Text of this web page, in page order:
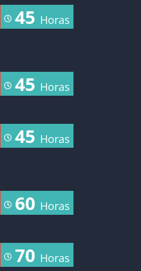
45 Horas
45 Horas
45 Horas
60 Horas
70 Horas